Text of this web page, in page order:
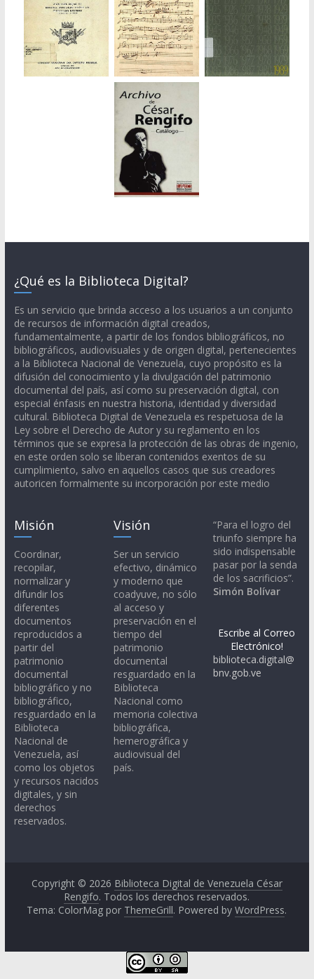
¿Qué es la Biblioteca Digital?
Es un servicio que brinda acceso a los usuarios a un conjunto
de recursos de información digital creados,
fundamentalmente, a partir de los fondos bibliográficos, no
bibliográficos, audiovisuales y de origen digital, pertenecientes
a la Biblioteca Nacional de Venezuela, cuyo propósito es la
difusión del conocimiento y la divulgación del patrimonio
documental del país, así como su preservación digital, con
especial énfasis en nuestra historia, identidad y diversidad
cultural. Biblioteca Digital de Venezuela es respetuosa de la
Ley sobre el Derecho de Autor y su reglamento en los
términos que se expresa la protección de las obras de ingenio,
en este orden solo se liberan contenidos exentos de su
cumplimiento, salvo en aquellos casos que sus creadores
autoricen formalmente su incorporación por este medio
Misión
Coordinar,
recopilar,
normalizar y
difundir los
diferentes
documentos
reproducidos a
partir del
patrimonio
documental
bibliográfico y no
bibliográfico,
resguardado en la
Biblioteca
Nacional de
Venezuela, así
como los objetos
y recursos nacidos
digitales, y sin
derechos
reservados.
Visión
Ser un servicio
efectivo, dinámico
y moderno que
coadyuve, no sólo
al acceso y
preservación en el
tiempo del
patrimonio
documental
resguardado en la
Biblioteca
Nacional como
memoria colectiva
bibliográfica,
hemerográfica y
audiovisual del
país.
“Para el logro del
triunfo siempre ha
sido indispensable
pasar por la senda
de los sacrificios”.
Simón Bolívar
Escribe al Correo
Electrónico!
biblioteca.digital@
bnv.gob.ve
Copyright © 2026 Biblioteca Digital de Venezuela César
Rengifo. Todos los derechos reservados.
Tema: ColorMag por ThemeGrill. Powered byWordPress.